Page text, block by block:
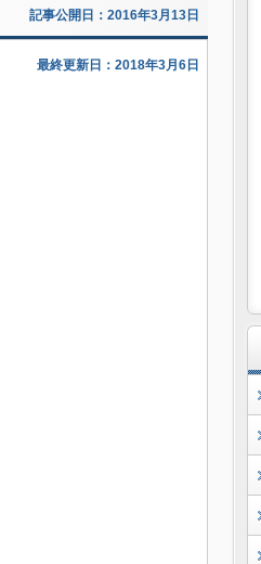
記事公開日：2016年3月13日
最終更新日：2018年3月6日